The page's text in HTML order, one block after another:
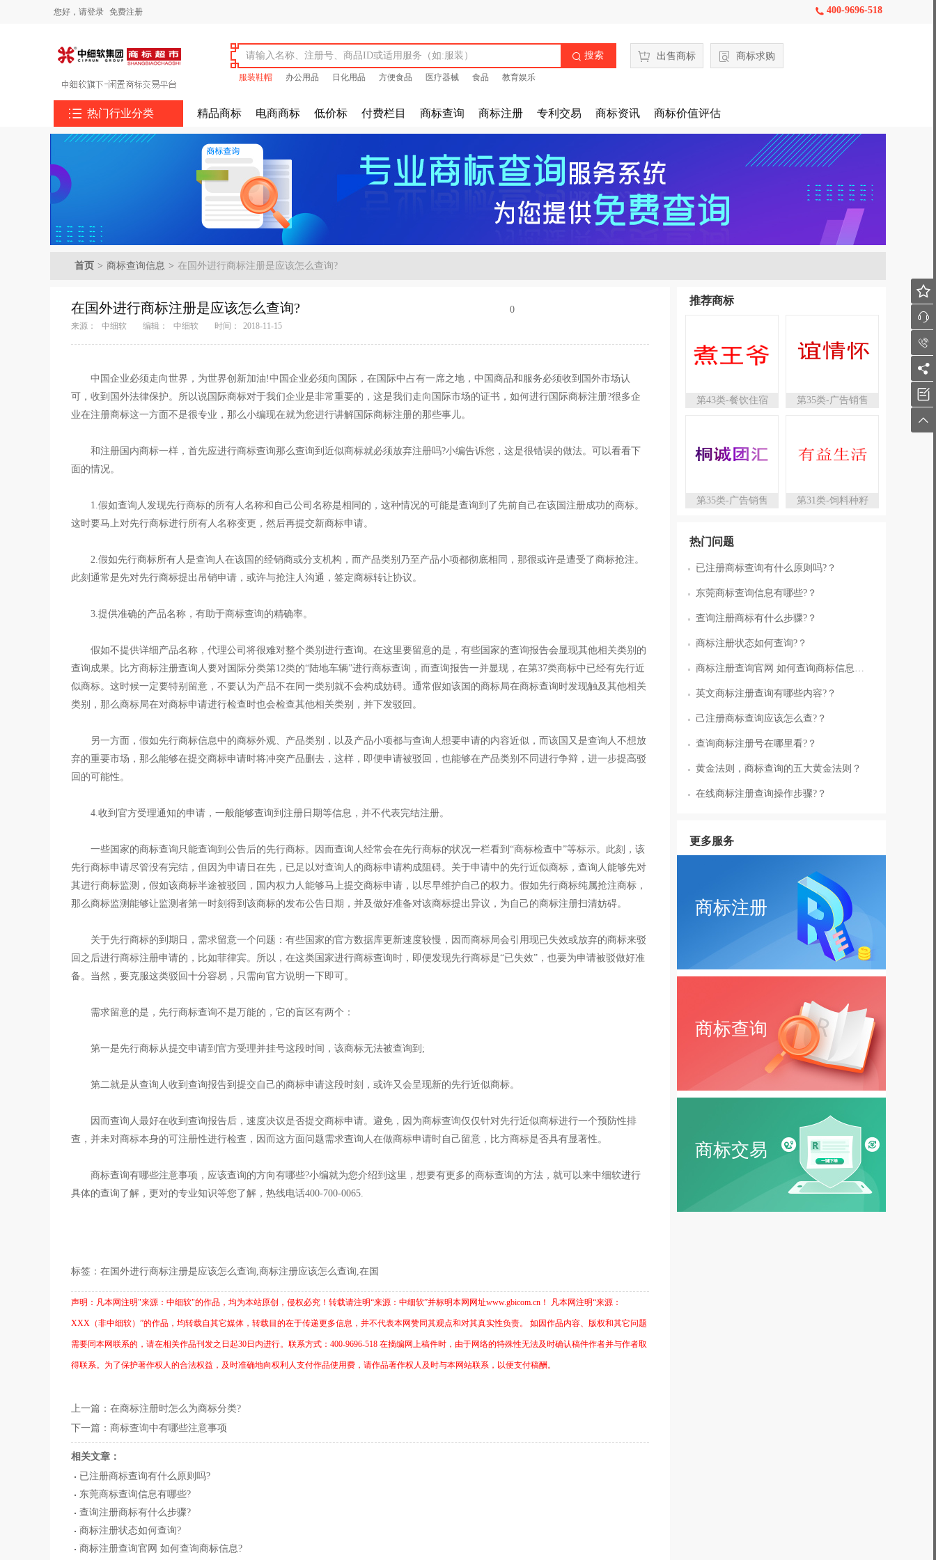
您好， 请登录 免费注册  400-9696-518
 搜索
服装鞋帽 办公用品 日化用品 方便食品 医疗器械 食品 教育娱乐
出售商标 商标求购
 热门行业分类 精品商标 电商商标 低价标 付费栏目 商标查询 商标注册 专利交易 商标资讯 商标价值评估
首页 > 商标查询信息 > 在国外进行商标注册是应该怎么查询?
在国外进行商标注册是应该怎么查询?
来源： 中细软 编辑： 中细软 时间： 2018-11-15
0
中国企业必须走向世界，为世界创新加油!中国企业必须向国际，在国际中占有一席之地，中国商品和服务必须收到国外市场认
可，收到国外法律保护。所以说国际商标对于我们企业是非常重要的，这是我们走向国际市场的证书，如何进行国际商标注册?很多企
业在注册商标这一方面不是很专业，那么小编现在就为您进行讲解国际商标注册的那些事儿。
和注册国内商标一样，首先应进行商标查询那么查询到近似商标就必须放弃注册吗?小编告诉您，这是很错误的做法。可以看看下
面的情况。
1.假如查询人发现先行商标的所有人名称和自己公司名称是相同的，这种情况的可能是查询到了先前自己在该国注册成功的商标。
这时要马上对先行商标进行所有人名称变更，然后再提交新商标申请。
2.假如先行商标所有人是查询人在该国的经销商或分支机构，而产品类别乃至产品小项都彻底相同，那很或许是遭受了商标抢注。
此刻通常是先对先行商标提出吊销申请，或许与抢注人沟通，签定商标转让协议。
3.提供准确的产品名称，有助于商标查询的精确率。
假如不提供详细产品名称，代理公司将很难对整个类别进行查询。在这里要留意的是，有些国家的查询报告会显现其他相关类别的
查询成果。比方商标注册查询人要对国际分类第12类的“陆地车辆”进行商标查询，而查询报告一并显现，在第37类商标中已经有先行近
似商标。这时候一定要特别留意，不要认为产品不在同一类别就不会构成妨碍。通常假如该国的商标局在商标查询时发现触及其他相关
类别，那么商标局在对商标申请进行检查时也会检查其他相关类别，并下发驳回。
另一方面，假如先行商标信息中的商标外观、产品类别，以及产品小项都与查询人想要申请的内容近似，而该国又是查询人不想放
弃的重要市场，那么能够在提交商标申请时将冲突产品删去，这样，即便申请被驳回，也能够在产品类别不同进行争辩，进一步提高驳
回的可能性。
4.收到官方受理通知的申请，一般能够查询到注册日期等信息，并不代表完结注册。
一些国家的商标查询只能查询到公告后的先行商标。因而查询人经常会在先行商标的状况一栏看到“商标检查中”等标示。此刻，该
先行商标申请尽管没有完结，但因为申请日在先，已足以对查询人的商标申请构成阻碍。关于申请中的先行近似商标，查询人能够先对
其进行商标监测，假如该商标半途被驳回，国内权力人能够马上提交商标申请，以尽早维护自己的权力。假如先行商标纯属抢注商标，
那么商标监测能够让监测者第一时刻得到该商标的发布公告日期，并及做好准备对该商标提出异议，为自己的商标注册扫清妨碍。
关于先行商标的到期日，需求留意一个问题：有些国家的官方数据库更新速度较慢，因而商标局会引用现已失效或放弃的商标来驳
回之后进行商标注册申请的，比如菲律宾。所以，在这类国家进行商标查询时，即便发现先行商标是“已失效”，也要为申请被驳做好准
备。当然，要克服这类驳回十分容易，只需向官方说明一下即可。
需求留意的是，先行商标查询不是万能的，它的盲区有两个：
第一是先行商标从提交申请到官方受理并挂号这段时间，该商标无法被查询到;
第二就是从查询人收到查询报告到提交自己的商标申请这段时刻，或许又会呈现新的先行近似商标。
因而查询人最好在收到查询报告后，速度决议是否提交商标申请。避免，因为商标查询仅仅针对先行近似商标进行一个预防性排
查，并未对商标本身的可注册性进行检查，因而这方面问题需求查询人在做商标申请时自己留意，比方商标是否具有显著性。
商标查询有哪些注意事项，应该查询的方向有哪些?小编就为您介绍到这里，想要有更多的商标查询的方法，就可以来中细软进行
具体的查询了解，更对的专业知识等您了解，热线电话400-700-0065.
标签： 在国外进行商标注册是应该怎么查询,商标注册应该怎么查询,在国
声明：凡本网注明"来源：中细软"的作品，均为本站原创，侵权必究！转载请注明“来源：中细软”并标明本网网址www.gbicom.cn！ 凡本网注明“来源：
XXX（非中细软）”的作品，均转载自其它媒体，转载目的在于传递更多信息，并不代表本网赞同其观点和对其真实性负责。 如因作品内容、版权和其它问题
需要同本网联系的，请在相关作品刊发之日起30日内进行。联系方式：400-9696-518 在摘编网上稿件时，由于网络的特殊性无法及时确认稿件作者并与作者取
得联系。为了保护著作权人的合法权益，及时准确地向权利人支付作品使用费，请作品著作权人及时与本网站联系，以便支付稿酬。
上一篇： 在商标注册时怎么为商标分类?
下一篇： 商标查询中有哪些注意事项
相关文章：
已注册商标查询有什么原则吗?
东莞商标查询信息有哪些?
查询注册商标有什么步骤?
商标注册状态如何查询?
商标注册查询官网 如何查询商标信息?
推荐商标
第43类-餐饮住宿 第35类-广告销售
第35类-广告销售 第31类-饲料种籽
热门问题
已注册商标查询有什么原则吗?？
东莞商标查询信息有哪些?？
查询注册商标有什么步骤?？
商标注册状态如何查询?？
商标注册查询官网 如何查询商标信息?？
英文商标注册查询有哪些内容?？
己注册商标查询应该怎么查?？
查询商标注册号在哪里看?？
黄金法则，商标查询的五大黄金法则？
在线商标注册查询操作步骤?？
更多服务
商标注册
商标查询
商标交易





